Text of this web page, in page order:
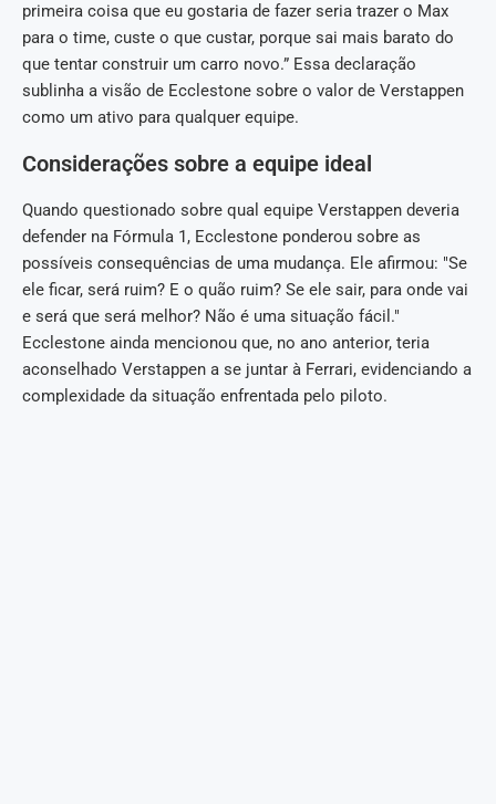
primeira coisa que eu gostaria de fazer seria trazer o Max
para o time, custe o que custar, porque sai mais barato do
que tentar construir um carro novo.” Essa declaração
sublinha a visão de Ecclestone sobre o valor de Verstappen
como um ativo para qualquer equipe.
Considerações sobre a equipe ideal
Quando questionado sobre qual equipe Verstappen deveria
defender na Fórmula 1, Ecclestone ponderou sobre as
possíveis consequências de uma mudança. Ele afirmou: "Se
ele ficar, será ruim? E o quão ruim? Se ele sair, para onde vai
e será que será melhor? Não é uma situação fácil."
Ecclestone ainda mencionou que, no ano anterior, teria
aconselhado Verstappen a se juntar à Ferrari, evidenciando a
complexidade da situação enfrentada pelo piloto.